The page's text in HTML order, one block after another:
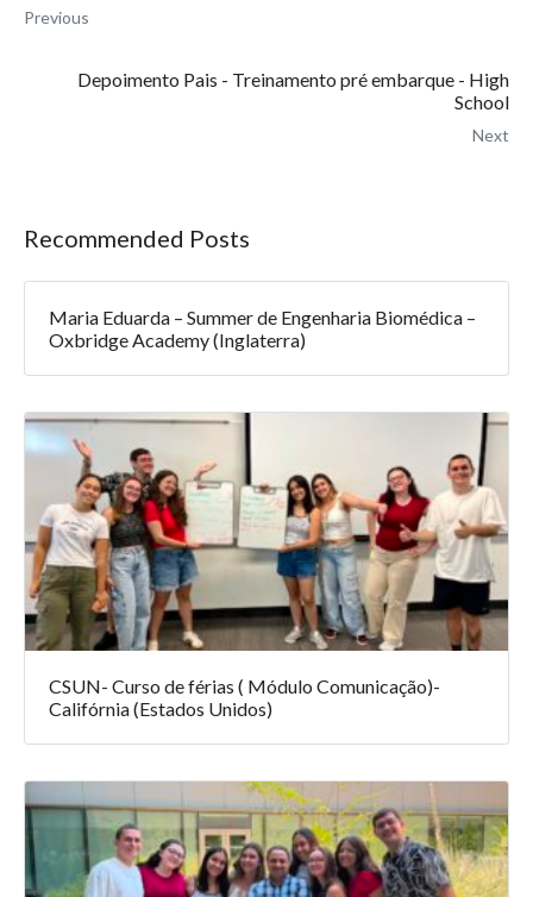
Previous
Depoimento Pais - Treinamento pré embarque - High
School
Next
Recommended Posts
Maria Eduarda – Summer de Engenharia Biomédica –
Oxbridge Academy (Inglaterra)
CSUN- Curso de férias ( Módulo Comunicação)-
Califórnia (Estados Unidos)